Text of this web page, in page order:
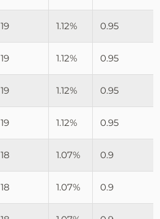
19 1.12% 0.95
19 1.12% 0.95
19 1.12% 0.95
19 1.12% 0.95
18 1.07% 0.9
18 1.07% 0.9